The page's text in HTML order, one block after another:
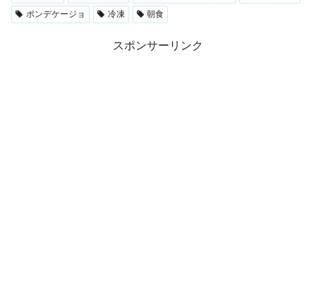
ポンデケージョ
冷凍 朝食
スポンサーリンク